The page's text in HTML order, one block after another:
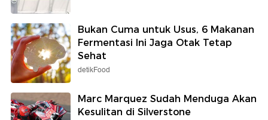
Bukan Cuma untuk Usus, 6 Makanan
Fermentasi Ini Jaga Otak Tetap
Sehat
detikFood
Marc Marquez Sudah Menduga Akan
Kesulitan di Silverstone